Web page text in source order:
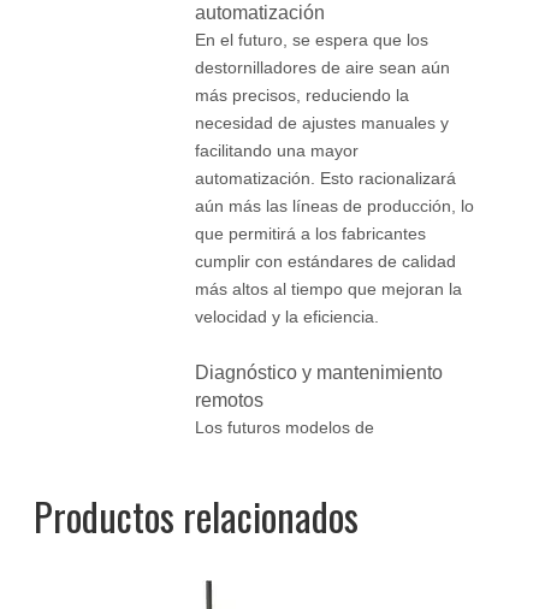
automatización
En el futuro, se espera que los
destornilladores de aire sean aún
más precisos, reduciendo la
necesidad de ajustes manuales y
facilitando una mayor
automatización. Esto racionalizará
aún más las líneas de producción, lo
que permitirá a los fabricantes
cumplir con estándares de calidad
más altos al tiempo que mejoran la
velocidad y la eficiencia.
Diagnóstico y mantenimiento
remotos
Los futuros modelos de
avanzadas, lo que permitirá a los
fabricantes detectar y abordar los
Productos relacionados